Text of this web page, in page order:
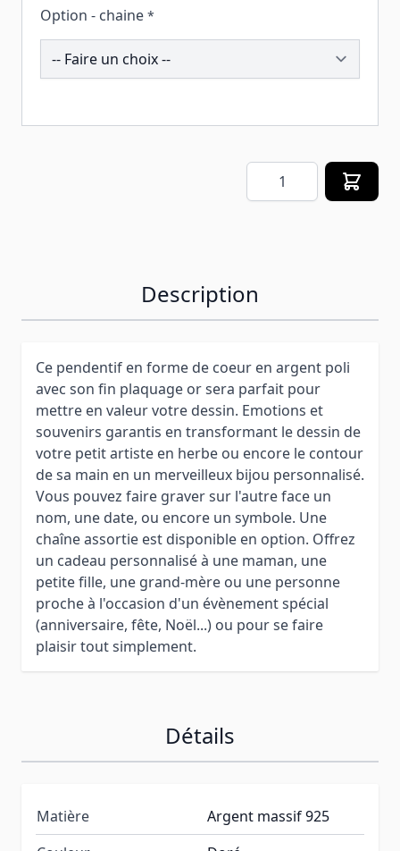
Option - chaine *
206231
Quantité
Description
Ce pendentif en forme de coeur en argent poli
avec son fin plaquage or sera parfait pour
mettre en valeur votre dessin. Emotions et
souvenirs garantis en transformant le dessin de
votre petit artiste en herbe ou encore le contour
de sa main en un merveilleux bijou personnalisé.
Vous pouvez faire graver sur l'autre face un
nom, une date, ou encore un symbole. Une
chaîne assortie est disponible en option. Offrez
un cadeau personnalisé à une maman, une
petite fille, une grand-mère ou une personne
proche à l'occasion d'un évènement spécial
(anniversaire, fête, Noël...) ou pour se faire
plaisir tout simplement.
Détails
Matière
Argent massif 925